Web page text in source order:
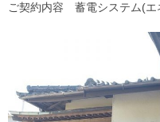
ご契約内容 蓄電システム(エ